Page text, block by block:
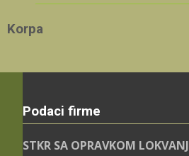
Korpa
Podaci firme
STKR SA OPRAVKOM LOKVANJ